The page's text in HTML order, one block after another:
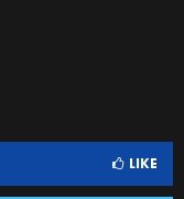
LIKE